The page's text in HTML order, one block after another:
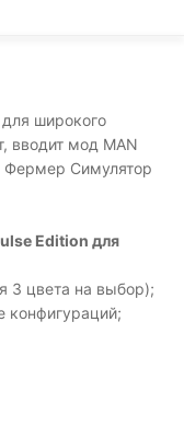
широкого
вводит мод MAN
Фермер Симулятор
Edition для
3 цвета на выбор);
конфигураций;